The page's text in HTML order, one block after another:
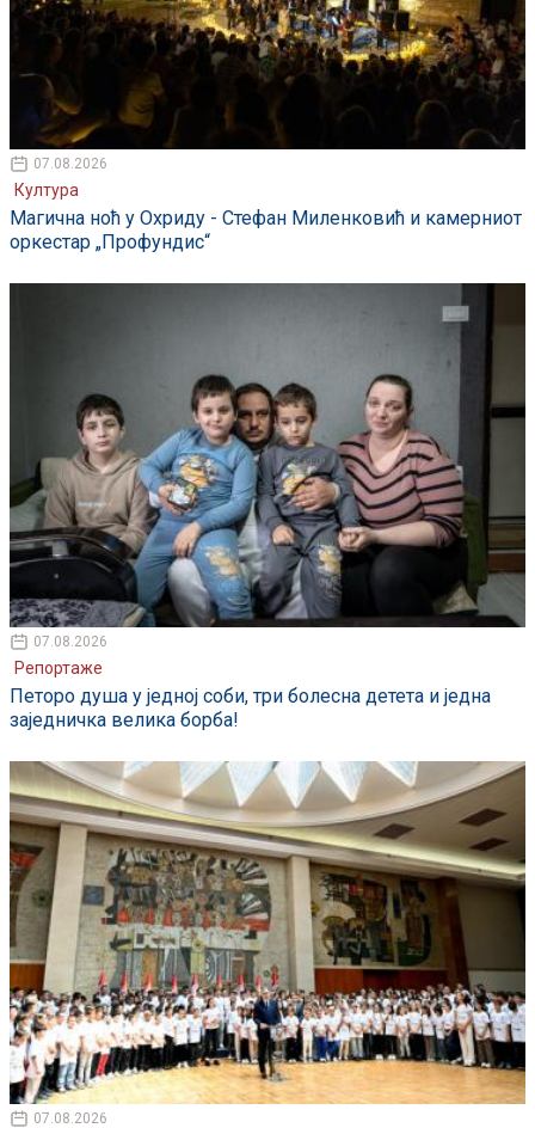
07.08.2026
Култура
Магична ноћ у Охриду - Стефан Миленковић и камерниот
оркестар „Профундис“
07.08.2026
Репортаже
Петоро душа у једној соби, три болесна детета и једна
заједничка велика борба!
07.08.2026